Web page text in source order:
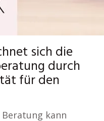
sich die
durch
für den
kann